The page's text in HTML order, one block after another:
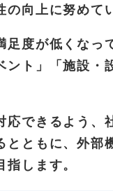
向上に努めて
度が低くなっ
ント」「施設・
応できるよう、
とともに、外部
します。